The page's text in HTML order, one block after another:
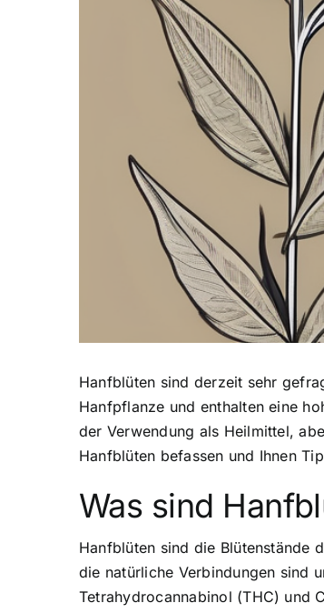
Hanfblüten sind derzeit sehr
Hanfpflanze und enthalten eine
der Verwendung als Heilmittel,
Hanfblüten befassen und Ihnen
Was sind
Hanfblüten sind die Blütenstände
die natürliche Verbindungen sind
Tetrahydrocannabinol (THC) und